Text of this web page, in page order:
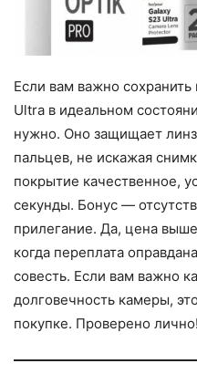
Если вам важно
Ultra в идеальном
нужно. Оно защищает
пальцев, не искажая
покрытие качественное,
секунды. Бонус —
прилегание. Да, цена
когда переплата
совесть. Если вам важно
долговечность камеры,
покупке. Проверено лично!